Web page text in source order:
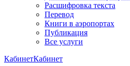
Расшифровка текста
Перевод
Книги в аэропортах
Публикация
Все услуги
КабинетКабинет